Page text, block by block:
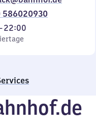
586020930
22:00